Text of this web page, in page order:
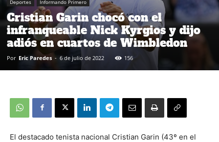
Deportes Informando Primero
Cristian Garin chocó con el
infranqueable Nick Kyrgios y dijo
adiós en cuartos de Wimbledon
Por Eric Paredes - 6 de julio de 2022 156
El destacado tenista nacional Cristian Garin (43º en el